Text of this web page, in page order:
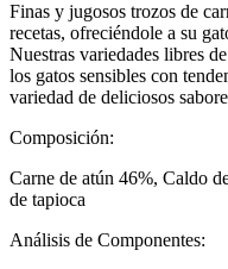
Finas y jugosos trozos de
recetas, ofreciéndole a su
Nuestras variedades libres
los gatos sensibles con
variedad de deliciosos
Composición:
Carne de atún 46%, Caldo
de tapioca
Análisis de Componentes: